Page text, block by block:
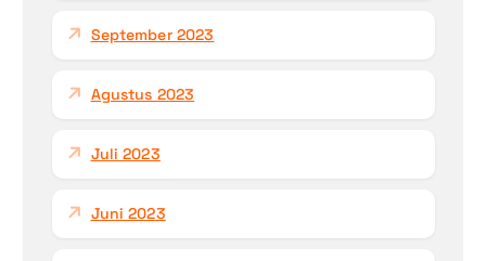
September 2023
Agustus 2023
Juli 2023
Juni 2023